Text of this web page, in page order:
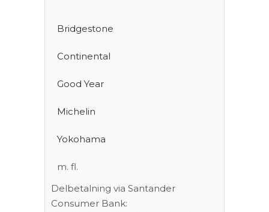
Bridgestone
Continental
Good Year
Michelin
Yokohama
m. fl.
Delbetalning via Santander
Consumer Bank: